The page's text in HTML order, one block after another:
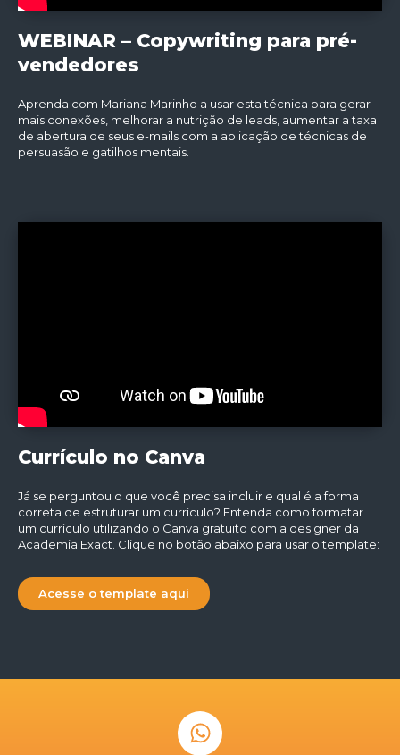
WEBINAR – Copywriting para pré-
vendedores
Aprenda com Mariana Marinho a usar esta técnica para gerar
mais conexões, melhorar a nutrição de leads, aumentar a taxa
de abertura de seus e-mails com a aplicação de técnicas de
persuasão e gatilhos mentais.
Currículo no Canva
Já se perguntou o que você precisa incluir e qual é a forma
correta de estruturar um currículo? Entenda como formatar
um currículo utilizando o Canva gratuito com a designer da
Academia Exact. Clique no botão abaixo para usar o template:
Acesse o template aqui
W
h